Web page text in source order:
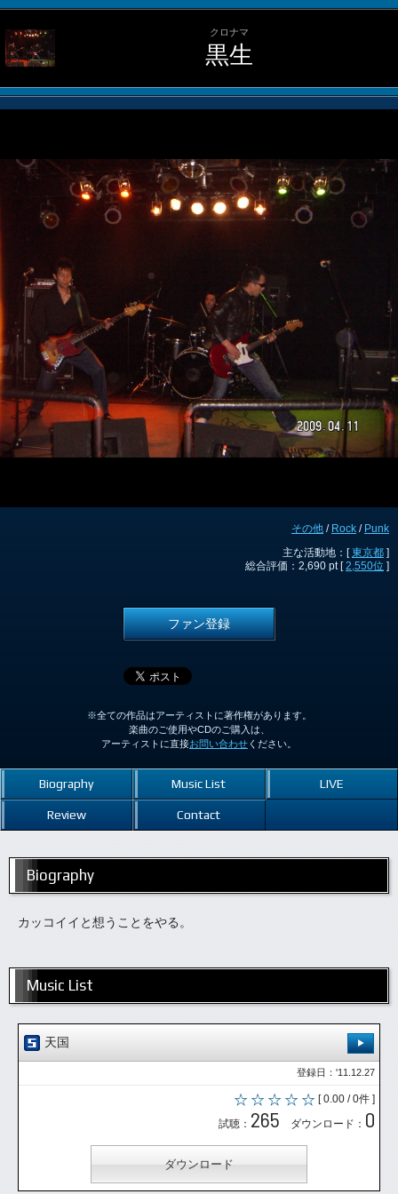
クロナマ
黒生
その他 / Rock / Punk
主な活動地：[東京都 ]
総合評価：2,690 pt [2,550位 ]
ファン登録
※全ての作品はアーティストに著作権があります。
楽曲のご使用やCDのご購入は、
アーティストに直接お問い合わせ ください。
Biography Music List LIVE
Review Contact
Biography
カッコイイと想うことをやる。
Music List
天国
登録日：'11.12.27
[ 0.00 / 0件 ]
試聴： 265 ダウンロード： 0
ダウンロード